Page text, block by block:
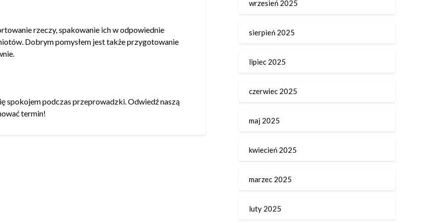
rzeczy, spakowanie ich w odpowiednie
Dobrym pomysłem jest także przygotowanie
spokojem podczas przeprowadzki. Odwiedź naszą
termin!
wrzesień 2025
sierpień 2025
lipiec 2025
czerwiec 2025
maj 2025
kwiecień 2025
marzec 2025
luty 2025